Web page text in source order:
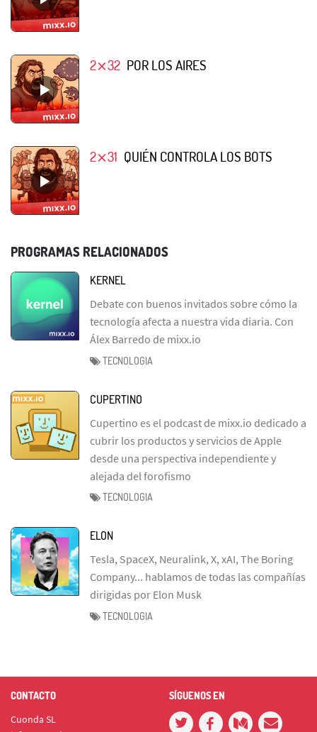
2⨯32 POR LOS AIRES
2⨯31 QUIÉN CONTROLA LOS BOTS
PROGRAMAS RELACIONADOS
KERNEL
Debate con buenos invitados sobre cómo la
tecnología afecta a nuestra vida diaria. Con
Álex Barredo de mixx.io
TECNOLOGIA
CUPERTINO
Cupertino es el podcast de mixx.io dedicado a
cubrir los productos y servicios de Apple
desde una perspectiva independiente y
alejada del forofismo
TECNOLOGIA
ELON
Tesla, SpaceX, Neuralink, X, xAI, The Boring
Company... hablamos de todas las compañías
dirigidas por Elon Musk
TECNOLOGIA
CONTACTO
Cuonda SL
SÍGUENOS EN